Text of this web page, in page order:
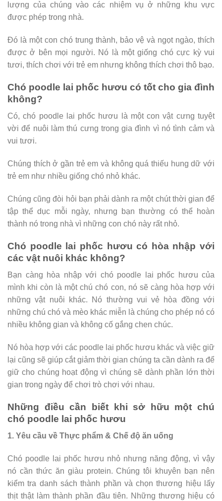
lượng của chúng vào các nhiệm vụ ở những khu vực
được phép trong nhà.
Đó là một con chó trung thành, bảo vệ và ngọt ngào, thích
được ở bên mọi người. Nó là một giống chó cực kỳ vui
tươi, thích chơi với trẻ em nhưng không thích chơi thô bạo.
Chó poodle lai phốc hươu có tốt cho gia đình
không?
Có, chó poodle lai phốc hươu là một con vật cưng tuyệt
vời để nuôi làm thú cưng trong gia đình vì nó tình cảm và
vui tươi.
Chúng thích ở gần trẻ em và không quá thiếu hung dữ với
trẻ em như nhiều giống chó nhỏ khác.
Chúng cũng đòi hỏi bạn phải dành ra một chút thời gian để
tập thể dục mỗi ngày, nhưng bạn thường có thể hoàn
thành nó trong nhà vì những con chó này rất nhỏ.
Chó poodle lai phốc hươu có hòa nhập với
các vật nuôi khác không?
Bạn càng hòa nhập với chó poodle lai phốc hươu của
mình khi còn là một chú chó con, nó sẽ càng hòa hợp với
những vật nuôi khác. Nó thường vui vẻ hòa đồng với
những chú chó và mèo khác miễn là chúng cho phép nó có
nhiều không gian và không cố gắng chen chúc.
Nó hòa hợp với các poodle lai phốc hươu khác và việc giữ
lại cũng sẽ giúp cắt giảm thời gian chúng ta cần dành ra để
giữ cho chúng hoạt động vì chúng sẽ dành phần lớn thời
gian trong ngày để chơi trò chơi với nhau.
Những điều cần biết khi sở hữu một chú
chó poodle lai phốc hươu
1. Yêu cầu về Thực phẩm & Chế độ ăn uống
Chó poodle lai phốc hươu nhỏ nhưng năng động, vì vậy
nó cần thức ăn giàu protein. Chúng tôi khuyên bạn nên
kiểm tra danh sách thành phần và chọn thương hiệu lấy
thịt thật làm thành phần đầu tiên. Những thương hiệu có